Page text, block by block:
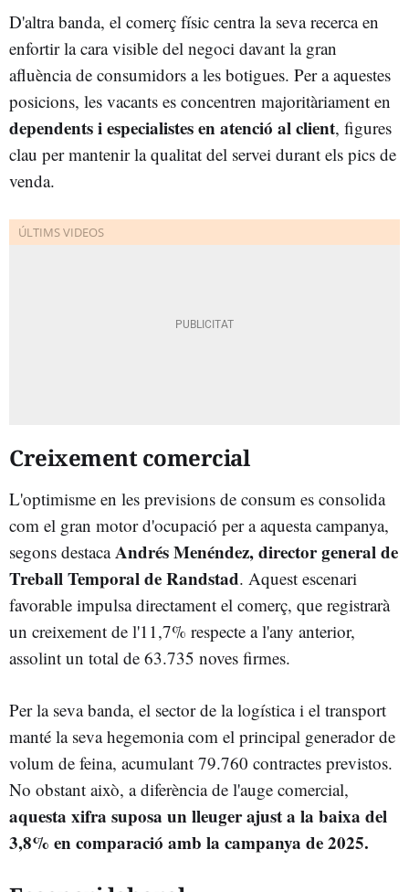
D'altra banda, el comerç físic centra la seva recerca en
enfortir la cara visible del negoci davant la gran
afluència de consumidors a les botigues. Per a aquestes
posicions, les vacants es concentren majoritàriament en
dependents i especialistes en atenció al client, figures
clau per mantenir la qualitat del servei durant els pics de
venda.
Creixement comercial
L'optimisme en les previsions de consum es consolida
com el gran motor d'ocupació per a aquesta campanya,
segons destacaAndrés Menéndez, director general de
Treball Temporal de Randstad. Aquest escenari
favorable impulsa directament el comerç, que registrarà
un creixement de l'11,7% respecte a l'any anterior,
assolint un total de 63.735 noves firmes.
Per la seva banda, el sector de la logística i el transport
manté la seva hegemonia com el principal generador de
volum de feina, acumulant 79.760 contractes previstos.
No obstant això, a diferència de l'auge comercial,
aquesta xifra suposa un lleuger ajust a la baixa del
3,8% en comparació amb la campanya de 2025.